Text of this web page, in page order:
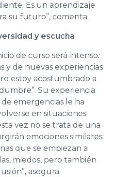
Es un aprendizaje
su futuro”, comenta.
y escucha
de curso será intenso:
y de nuevas experiencias
estoy acostumbrado a
Su experiencia
emergencias le ha
en situaciones
vez no se trata de una
emociones similares:
que se empiezan a
miedos, pero también
asegura.